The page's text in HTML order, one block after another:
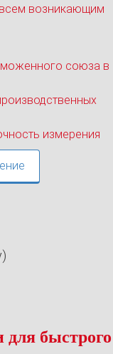
возникающим
союза в
измерения
для быстрого